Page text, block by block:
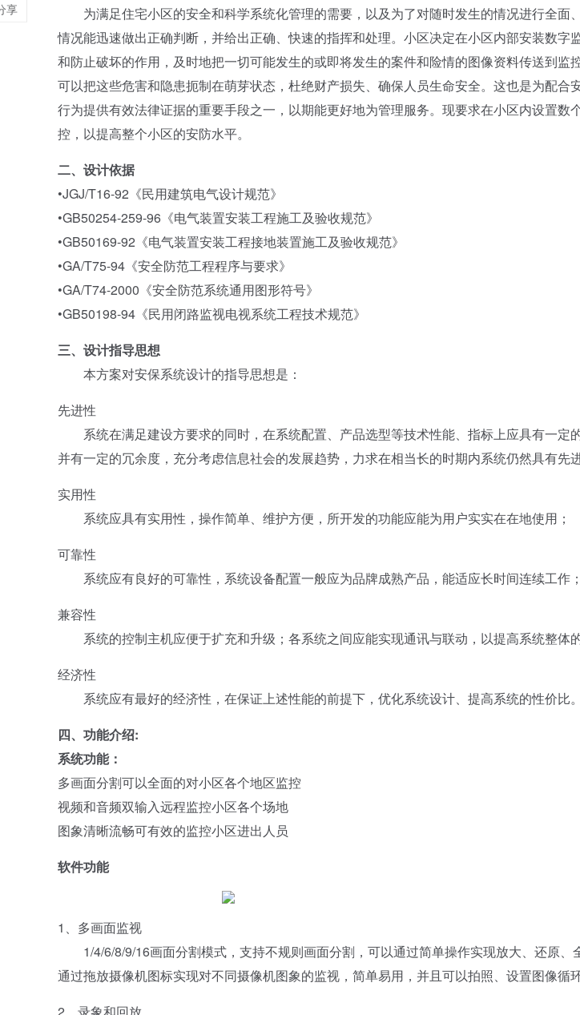
为满足住宅小区的安全和科学系统化管理的需要，以及为了对随时发生的情况进行全面
情况能迅速做出正确判断，并给出正确、快速的指挥和处理。小区决定在小区内部安装数字
和防止破坏的作用，及时地把一切可能发生的或即将发生的案件和险情的图像资料传送到监
可以把这些危害和隐患扼制在萌芽状态，杜绝财产损失、确保人员生命安全。这也是为配合
行为提供有效法律证据的重要手段之一，以期能更好地为管理服务。现要求在小区内设置数
控，以提高整个小区的安防水平。
二、设计依据
•JGJ/T16-92《民用建筑电气设计规范》
•GB50254-259-96《电气装置安装工程施工及验收规范》
•GB50169-92《电气装置安装工程接地装置施工及验收规范》
•GA/T75-94《安全防范工程程序与要求》
•GA/T74-2000《安全防范系统通用图形符号》
•GB50198-94《民用闭路监视电视系统工程技术规范》
三、设计指导思想
本方案对安保系统设计的指导思想是：
先进性
系统在满足建设方要求的同时，在系统配置、产品选型等技术性能、指标上应具有一定
并有一定的冗余度，充分考虑信息社会的发展趋势，力求在相当长的时期内系统仍然具有先
实用性
系统应具有实用性，操作简单、维护方便，所开发的功能应能为用户实实在在地使用；
可靠性
系统应有良好的可靠性，系统设备配置一般应为品牌成熟产品，能适应长时间连续工作；
兼容性
系统的控制主机应便于扩充和升级；各系统之间应能实现通讯与联动，以提高系统整体
经济性
系统应有最好的经济性，在保证上述性能的前提下，优化系统设计、提高系统的性价比
四、功能介绍:
系统功能：
多画面分割可以全面的对小区各个地区监控
视频和音频双输入远程监控小区各个场地
图象清晰流畅可有效的监控小区进出人员
软件功能
1、多画面监视
1/4/6/8/9/16画面分割模式，支持不规则画面分割，可以通过简单操作实现放大、还原、
通过拖放摄像机图标实现对不同摄像机图象的监视，简单易用，并且可以拍照、设置图像循环
享